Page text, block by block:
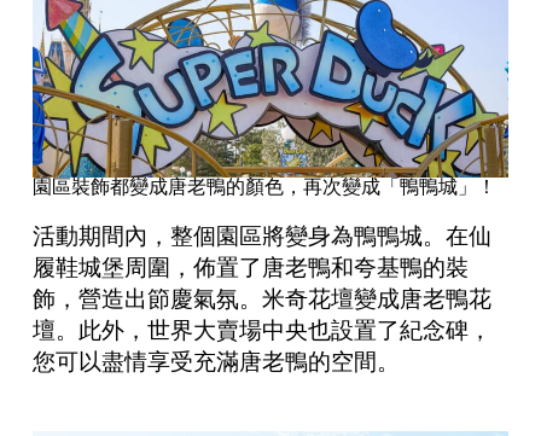
園區裝飾都變成唐老鴨的顏色，再次變成「鴨鴨城」！
活動期間內，整個園區將變身為鴨鴨城。在仙
履鞋城堡周圍，佈置了唐老鴨和夸基鴨的裝
飾，營造出節慶氣氛。米奇花壇變成唐老鴨花
壇。此外，世界大賣場中央也設置了紀念碑，
您可以盡情享受充滿唐老鴨的空間。